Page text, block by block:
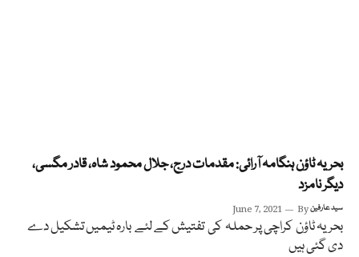
بحریہ ٹاؤن ہنگامہ آرائی: مقدمات درج، جلال محمود شاہ، قادر مگسی،
دیگر نامزد
June 7, 2021 Byسید عارفین
بحریہ ٹاؤن کراچی پر حملہ کی تفتیش کے لئے بارہ ٹیمیں تشکیل دے
دی گئی ہیں